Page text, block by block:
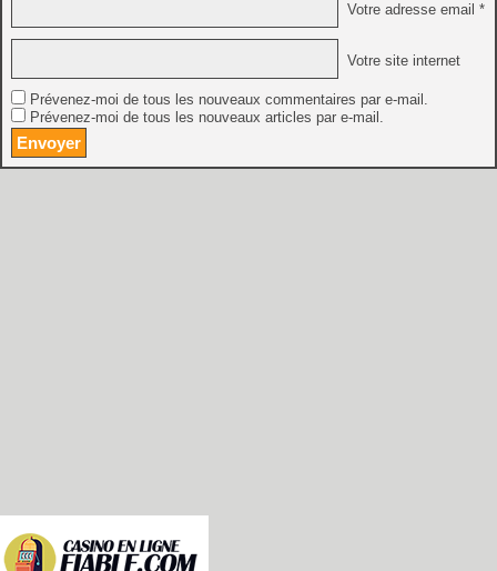
Votre adresse email *
Votre site internet
Prévenez-moi de tous les nouveaux commentaires par e-mail.
Prévenez-moi de tous les nouveaux articles par e-mail.